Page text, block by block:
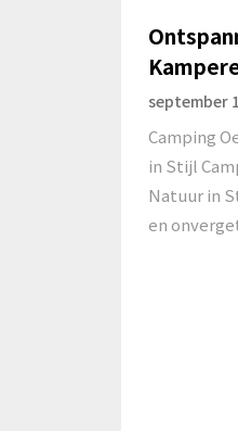
september
Camping
in Stijl
Natuur in
en